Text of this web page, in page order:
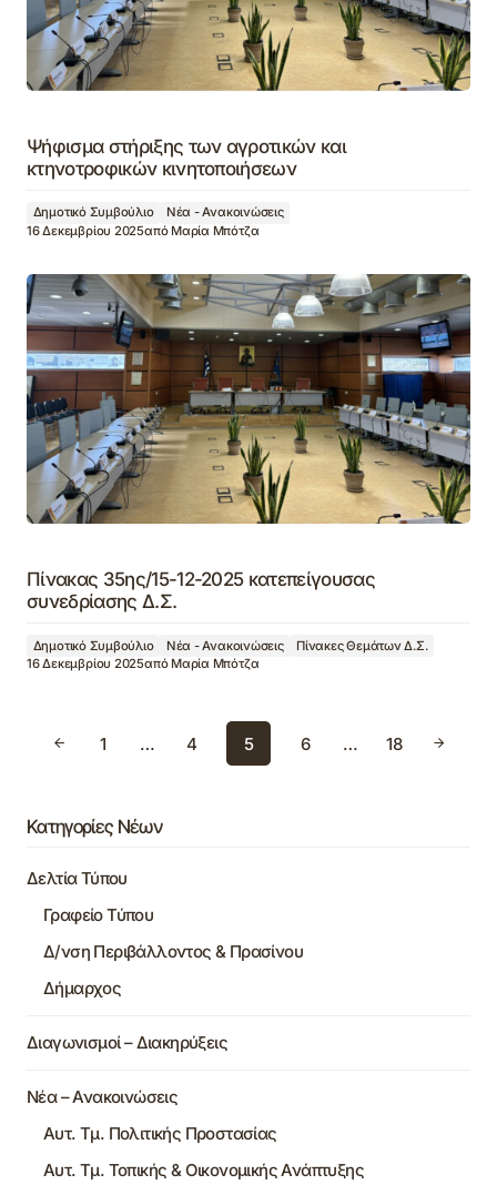
Ψήφισμα στήριξης των αγροτικών και
κτηνοτροφικών κινητοποιήσεων
Δημοτικό Συμβούλιο
Νέα - Ανακοινώσεις
16 Δεκεμβρίου 2025από Μαρία Μπότζα
Πίνακας 35ης/15-12-2025 κατεπείγουσας
συνεδρίασης Δ.Σ.
Δημοτικό Συμβούλιο Νέα - Ανακοινώσεις
Πίνακες Θεμάτων Δ.Σ.
16 Δεκεμβρίου 2025από Μαρία Μπότζα
1 … 4 5 6 … 18
Κατηγορίες Νέων
Δελτία Τύπου
Γραφείο Τύπου
Δ/νση Περιβάλλοντος & Πρασίνου
Δήμαρχος
Διαγωνισμοί – Διακηρύξεις
Νέα – Ανακοινώσεις
Αυτ. Τμ. Πολιτικής Προστασίας
Αυτ. Τμ. Τοπικής & Οικονομικής Ανάπτυξης